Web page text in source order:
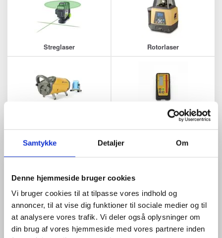
Samtykke Detaljer Om
Denne hjemmeside bruger cookies
Vi bruger cookies til at tilpasse vores indhold og
annoncer, til at vise dig funktioner til sociale medier og til
at analysere vores trafik. Vi deler også oplysninger om
din brug af vores hjemmeside med vores partnere inden
Streglaser Rotorlaser
Lasermodtagere
certificeret!
Som de eneste i Danmark tilbyder vi en unik service:alle vores
rørlasere og rotationslasere gennemgår et grundigt
servicetjek, kalibrering og certificering inden de sendes ud til
dig. Dette sikrer, at du altid modtager et 100% funktionelt og
præcist instrument, klar til brug på din næste opgave.